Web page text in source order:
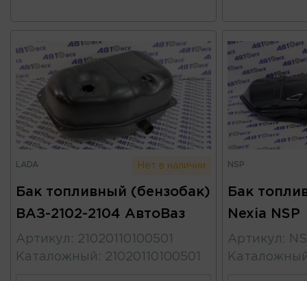
LADA Нет в наличии
Бак топливный (бензобак)
ВАЗ-2102-2104 АвтоВаз
Артикул : 21020110100501
Каталожный : 21020110100501
NSP
Бак
Nexia NSP
Артикул :